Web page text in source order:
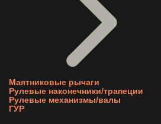
Маятниковые рычаги
Рулевые наконечники/трапеции
Рулевые механизмы/валы
ГУР